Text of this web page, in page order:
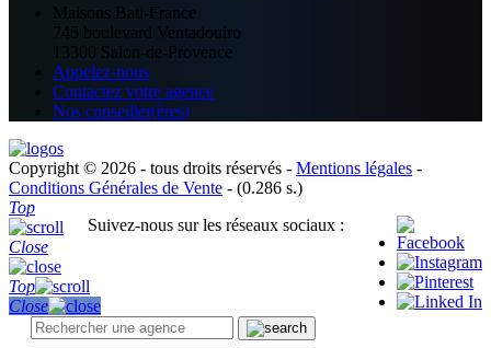
Maisons Bati-France
745 boulevard Ventadouiro
13300 Salon-de-Provence
Appelez-nous
Contactez votre agence
Nos conseiller(ères)
Copyright © 2026 - tous droits réservés - Mentions légales -
Conditions Générales de Vente - (0.286 s.)
Suivez-nous sur les réseaux sociaux :
Top
Close
Top
Close